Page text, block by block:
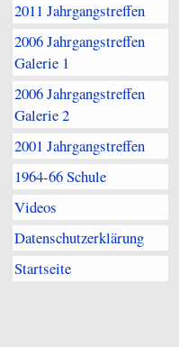
2011 Jahrgangstreffen
2006 Jahrgangstreffen
Galerie 1
2006 Jahrgangstreffen
Galerie 2
2001 Jahrgangstreffen
1964-66 Schule
Videos
Datenschutzerklärung
Startseite